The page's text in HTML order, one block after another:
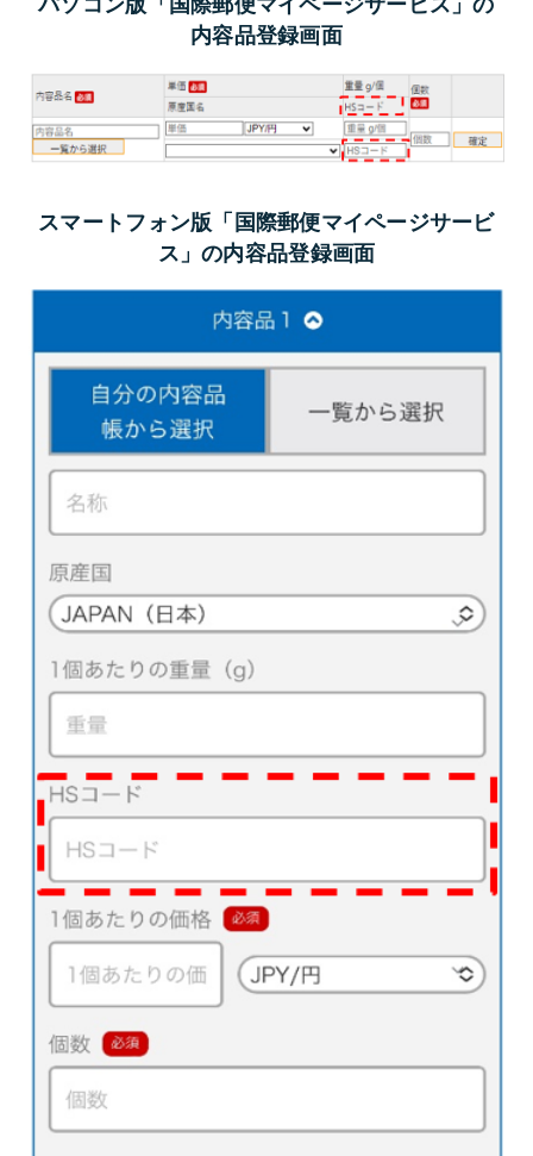
内容品登録画面
スマートフォン版「国際郵便マイページサービ
ス」の内容品登録画面